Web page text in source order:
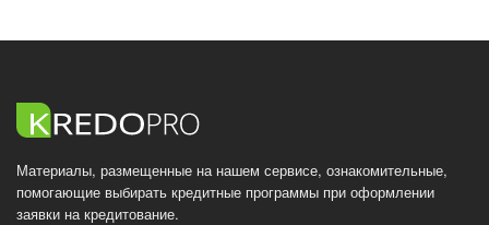
Материалы, размещенные на нашем сервисе, ознакомительные,
помогающие выбирать кредитные программы при оформлении
заявки на кредитование.